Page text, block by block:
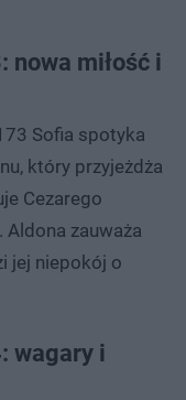
nowa miłość i
Sofia spotyka
który przyjeżdża
Cezarego
zauważa
jej niepokój o
wagary i